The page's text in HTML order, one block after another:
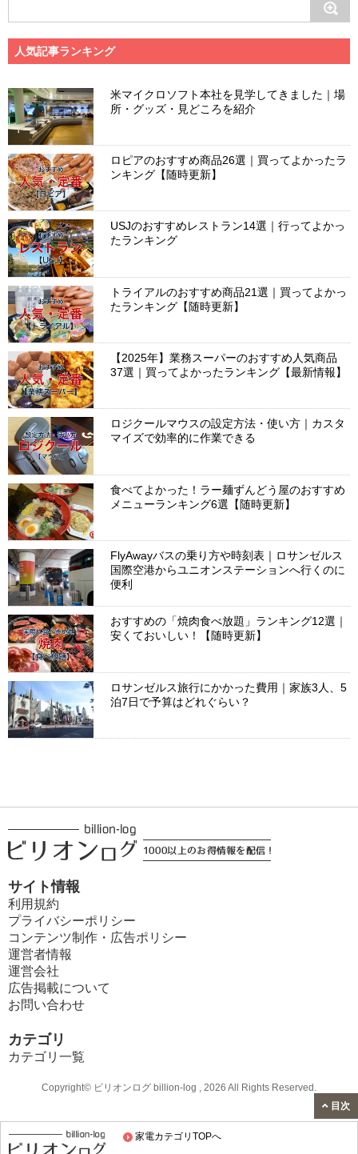
家電カテゴリTOPへ
人気記事ランキング
米マイクロソフト本社を見学してきました｜場
所・グッズ・見どころを紹介
ロピアのおすすめ商品26選｜買ってよかったラ
ンキング【随時更新】
USJのおすすめレストラン14選｜行ってよかっ
たランキング
トライアルのおすすめ商品21選｜買ってよかっ
たランキング【随時更新】
【2025年】業務スーパーのおすすめ人気商品
37選｜買ってよかったランキング【最新情報】
ロジクールマウスの設定方法・使い方｜カスタ
マイズで効率的に作業できる
食べてよかった！ラー麺ずんどう屋のおすすめ
メニューランキング6選【随時更新】
FlyAwayバスの乗り方や時刻表｜ロサンゼルス
国際空港からユニオンステーションへ行くのに
便利
おすすめの「焼肉食べ放題」ランキング12選｜
安くておいしい！【随時更新】
ロサンゼルス旅行にかかった費用｜家族3人、5
泊7日で予算はどれぐらい？
サイト情報
利用規約
プライバシーポリシー
コンテンツ制作・広告ポリシー
運営者情報
運営会社
広告掲載について
お問い合わせ
カテゴリ
カテゴリ一覧
Copyright© ビリオンログ billion-log , 2026 All Rights Reserved.
目次